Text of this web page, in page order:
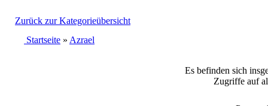
Zurück zur Kategorieübersicht
Startseite » Azrael
Es befinden sich
Zugriffe auf